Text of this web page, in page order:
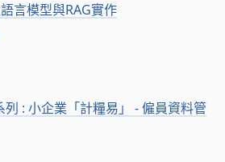
言模型與RAG實作
: 小企業「計糧易」 - 僱員資料管